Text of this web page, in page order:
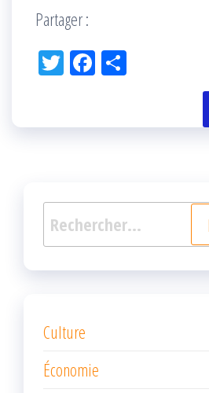
Partager :
Tw Fac
k r
Rechercher :
Culture
Économie